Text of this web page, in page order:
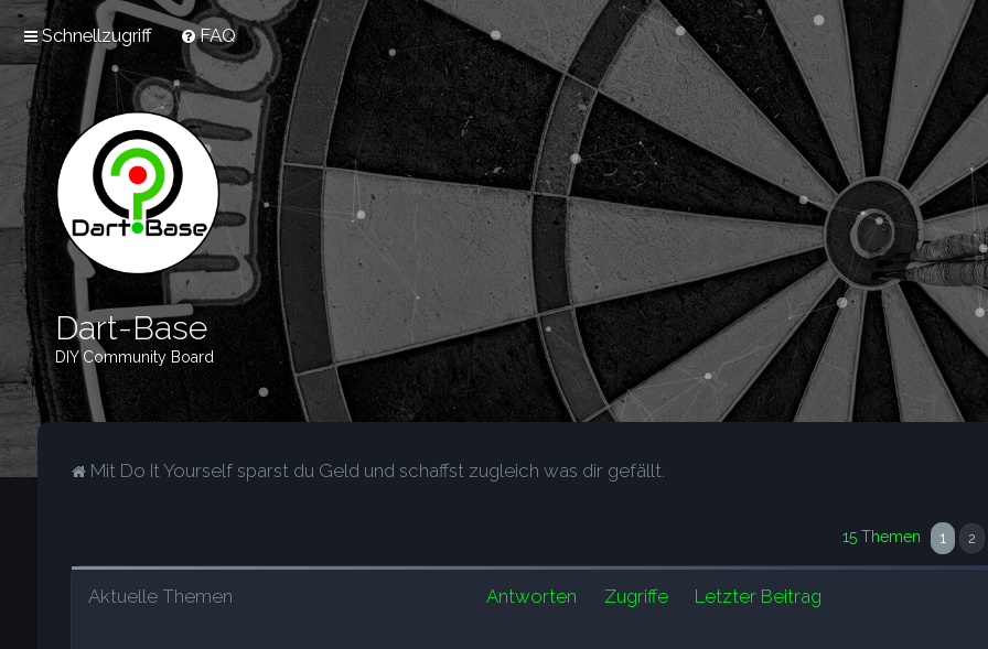
Schnellzugriff FAQ
Dart-Base
DIY Community Board
Mit Do It Yourself sparst du Geld und schaffst zugleich was dir gefällt.
15 Themen 1 2
Aktuelle Themen Antworten Zugriffe Letzter Beitrag